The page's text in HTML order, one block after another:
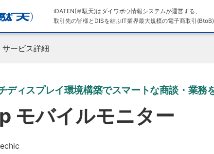
iDATEN(韋駄天)はダイワボウ情報システムが運営する、
取引先の皆様とDISを結ぶIT業界最大規模の電子商取引(BtoB)
ービス詳細
ディスプレイ環境構築でスマートな商談・業務
モバイルモニター